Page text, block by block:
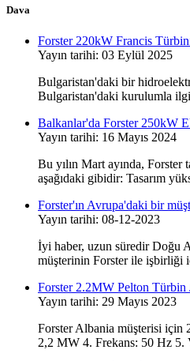
Dava
Forster 220kW Francis
Yayın tarihi: 03 Eylül 2025
Bulgaristan'daki bir
Bulgaristan'daki kurulumla
Balkanlar'da Forster 250kW
Yayın tarihi: 16 Mayıs 2024
Bu yılın Mart ayında,
aşağıdaki gibidir: Tasarım
Forster'ın Avrupa'daki bir
Yayın tarihi: 08-12-2023
İyi haber, uzun süredir Doğu
müşterinin Forster ile işbirliği
Forster 2.2MW Pelton Türbin
Yayın tarihi: 29 Mayıs 2023
Forster Albania müşterisi için
2,2 MW 4. Frekans: 50 Hz 5.